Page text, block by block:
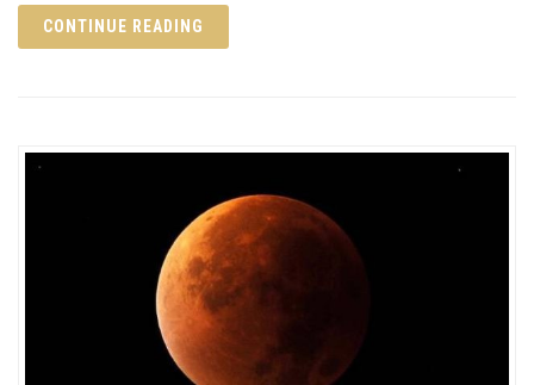
CONTINUE READING